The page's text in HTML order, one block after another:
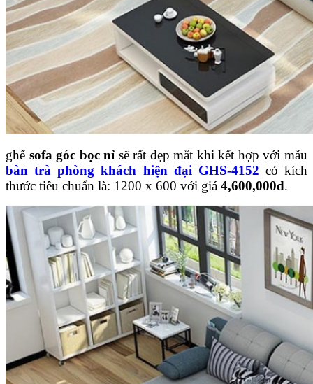
ghế sofa góc bọc nỉ sẽ rất đẹp mắt khi kết hợp với mẫu
bàn trà phòng khách hiện đại GHS-4152 có kích
thước tiêu chuẩn là: 1200 x 600 với giá 4,600,000đ.